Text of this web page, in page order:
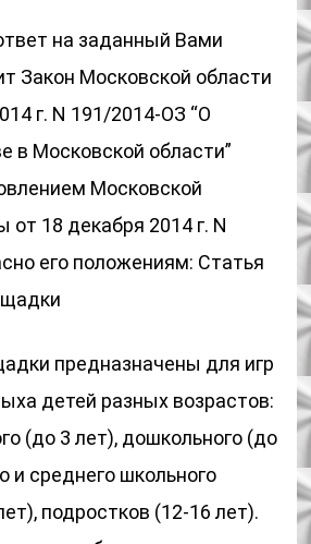
на заданный Вами
Закон Московской области
г. N 191/2014-ОЗ “О
в Московской области”
Московской
18 декабря 2014 г. N
его положениям: Статья
предназначены для игр
детей разных возрастов:
(до 3 лет), дошкольного (до
и среднего школьного
подростков (12-16 лет).